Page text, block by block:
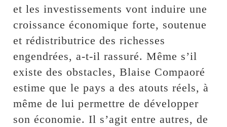
et les investissements vont induire une
croissance économique forte, soutenue
et rédistributrice des richesses
engendrées, a-t-il rassuré. Même s’il
existe des obstacles, Blaise Compaoré
estime que le pays a des atouts réels, à
même de lui permettre de développer
son économie. Il s’agit entre autres, de